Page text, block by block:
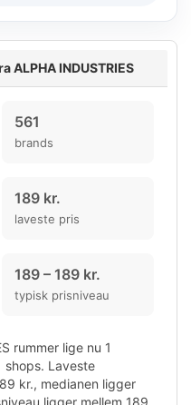
INDUSTRIES
561
brands
189 kr.
laveste pris
189 – 189 kr.
typisk prisniveau
rummer lige nu 1
shops. Laveste
kr., medianen ligger
ligger mellem 189